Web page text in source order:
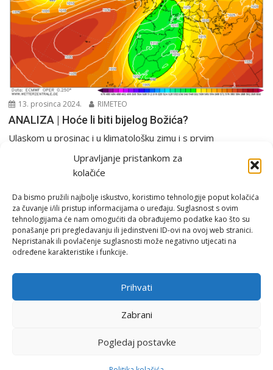
Upravljanje pristankom za
kolačiće
Da bismo pružili najbolje iskustvo, koristimo tehnologije poput kolačića
za čuvanje i/ili pristup informacijama o uređaju. Suglasnost s ovim
tehnologijama će nam omogućiti da obrađujemo podatke kao što su
ponašanje pri pregledavanju ili jedinstveni ID-ovi na ovoj web stranici.
Nepristanak ili povlačenje suglasnosti može negativno utjecati na
određene karakteristike i funkcije.
Prihvati
Zabrani
Pogledaj postavke
13. prosinca 2024. RIMETEO
ANALIZA | Hoće li biti bijelog Božića?
Ulaskom u prosinac i u klimatološku zimu i s prvim
emitiranjima filmskog maratona “Sam u kući”...
PGŽ i Hrvatska
Email: rimeteoATyahoo.com
Politika privatnosti